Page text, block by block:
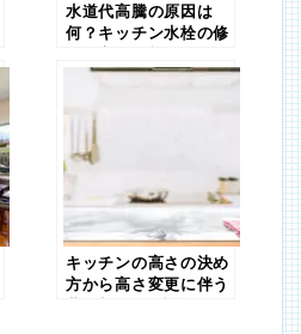
水道代高騰の原因は
何？キッチン水栓の修
る？
キッチンの高さの決め
方から高さ変更に伴う